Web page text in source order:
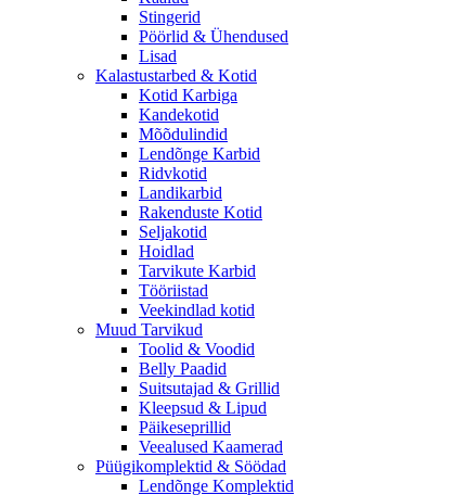
Stingerid
Pöörlid & Ühendused
Lisad
Kalastustarbed & Kotid
Kotid Karbiga
Kandekotid
Mõõdulindid
Lendõnge Karbid
Ridvkotid
Landikarbid
Rakenduste Kotid
Seljakotid
Hoidlad
Tarvikute Karbid
Tööriistad
Veekindlad kotid
Muud Tarvikud
Toolid & Voodid
Belly Paadid
Suitsutajad & Grillid
Kleepsud & Lipud
Päikeseprillid
Veealused Kaamerad
Püügikomplektid & Söödad
Lendõnge Komplektid